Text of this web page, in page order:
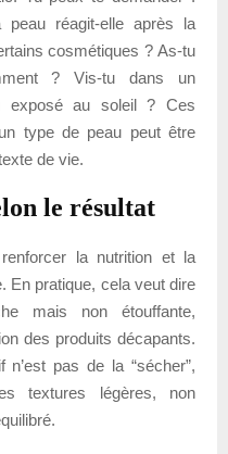
réagit-elle après la
cosmétiques ? As-tu
? Vis-tu dans un
exposé au soleil ? Ces
type de peau peut être
de vie.
le résultat
la nutrition et la
En pratique, cela veut dire
mais non étouffante,
des produits décapants.
pas de la “sécher”,
textures légères, non